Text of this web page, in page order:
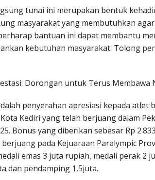
tunai ini merupakan bentuk
masyarakat yang membutuhkan
bantuan ini dapat membantu
kebutuhan masyarakat. Tolong
Dorongan untuk Terus Membawa
penyerahan apresiasi kepada atlet
Kediri yang telah berjuang dalam
Bonus yang diberikan sebesar Rp
pada Kejuaraan Paralympic
emas 3 juta rupiah, medali perak 2
dan pendamping 1,5juta.